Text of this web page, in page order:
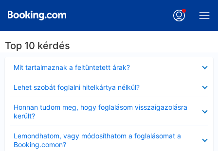
Top 10 kérdés
Mit tartalmaznak a feltüntetett árak?
Lehet szobát foglalni hitelkártya nélkül?
Honnan tudom meg, hogy foglalásom visszaigazolásra
került?
Lemondhatom, vagy módosíthatom a foglalásomat a
Booking.comon?